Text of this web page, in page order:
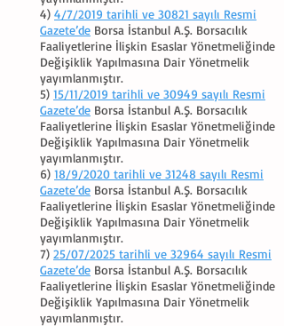
4) 4/7/2019 tarihli ve 30821 sayılı Resmi
Gazete’de Borsa İstanbul A.Ş. Borsacılık
Faaliyetlerine İlişkin Esaslar Yönetmeliğinde
Değişiklik Yapılmasına Dair Yönetmelik
yayımlanmıştır.
5) 15/11/2019 tarihli ve 30949 sayılı Resmi
Gazete’de Borsa İstanbul A.Ş. Borsacılık
Faaliyetlerine İlişkin Esaslar Yönetmeliğinde
Değişiklik Yapılmasına Dair Yönetmelik
yayımlanmıştır.
6) 18/9/2020 tarihli ve 31248 sayılı Resmi
Gazete’de Borsa İstanbul A.Ş. Borsacılık
Faaliyetlerine İlişkin Esaslar Yönetmeliğinde
Değişiklik Yapılmasına Dair Yönetmelik
yayımlanmıştır.
7) 25/07/2025 tarihli ve 32964 sayılı Resmi
Gazete’de Borsa İstanbul A.Ş. Borsacılık
Faaliyetlerine İlişkin Esaslar Yönetmeliğinde
Değişiklik Yapılmasına Dair Yönetmelik
yayımlanmıştır.